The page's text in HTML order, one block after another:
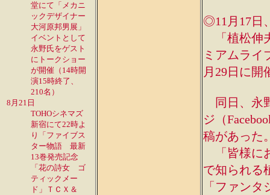
堂にて「メカニ
ックデザイナー
大河原邦男展」
イベントとして
永野氏をゲスト
にトークショー
が開催（14時開
演15時終了、
210名）
8月21日
TOHOシネマズ
新宿にて22時よ
り「 ファイブス
ター物語 最新
13巻発売記念
「花の詩女 ゴ
ティックメー
ド」ＴＣＸ＆
◎11月17日
「植松伸
ミアムライ
月29日に開
同日、永
ジ（
稿があった
「皆様に
で知られる
「ファン